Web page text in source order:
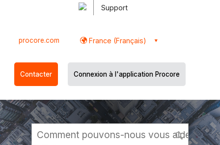
Support
procore.com France (Français)
Contacter Connexion à l'application Procore